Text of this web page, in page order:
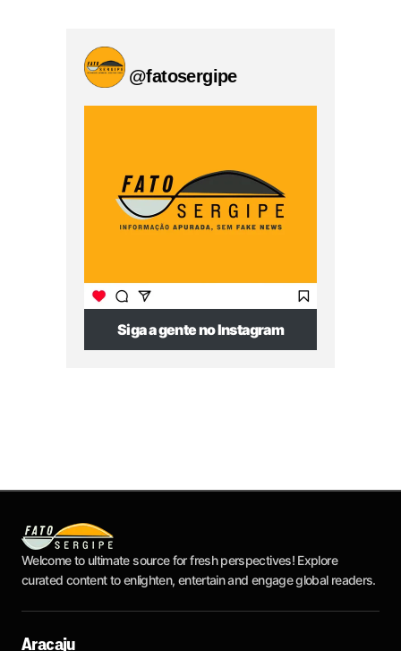
@fatosergipe
Siga a gente no Instagram
Welcome to ultimate source for fresh perspectives! Explore
curated content to enlighten, entertain and engage global readers.
Aracaju